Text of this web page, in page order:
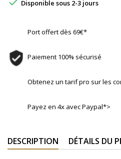
Disponible sous 2-3 jours
Port offert dès 69€*
Paiement 100% sécurisé
Obtenez un tarif pro sur les
Payez en 4x avec Paypal*>
DESCRIPTION DÉTAILS DU